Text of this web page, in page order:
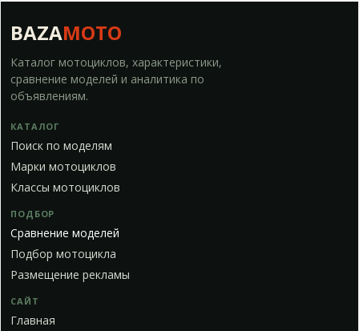
BAZAMOTO
Каталог мотоциклов, характеристики,
сравнение моделей и аналитика по
объявлениям.
КАТАЛОГ
Поиск по моделям
Марки мотоциклов
Классы мотоциклов
ПОДБОР
Сравнение моделей
Подбор мотоцикла
Размещение рекламы
САЙТ
Главная